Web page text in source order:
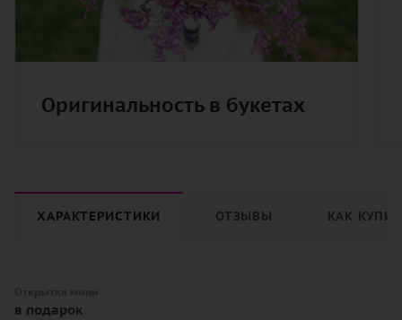
Оригинальность в букетах
ХАРАКТЕРИСТИКИ ОТЗЫВЫ КАК
в подарок